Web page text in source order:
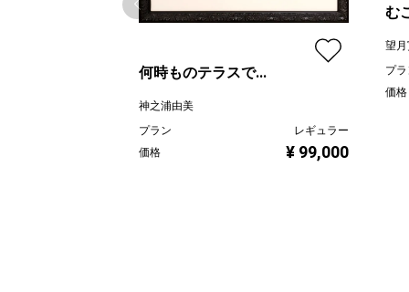
何時ものテラスで...
神之浦由美
プラン
レギュラー
価格
¥ 99,000
む
望
プ
価格